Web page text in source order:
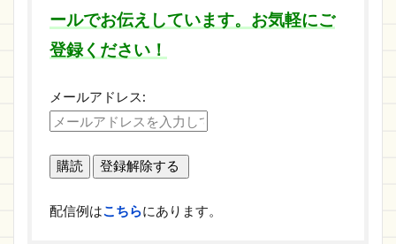
ールでお伝えしています。お気軽にご
登録ください！
メールアドレス:
配信例はこちらにあります。